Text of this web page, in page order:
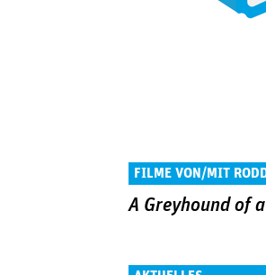
FILME VON/MIT
A Greyhound of